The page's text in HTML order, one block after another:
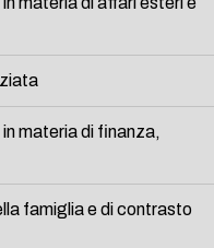
materia di finanza,
famiglia e di contrasto